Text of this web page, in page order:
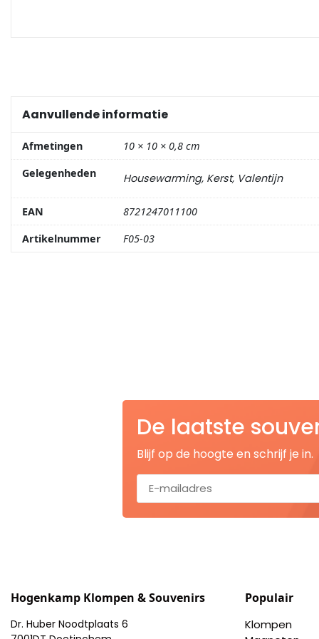
Aanvullende informatie
Afmetingen
10 × 10 × 0,8 cm
Gelegenheden
Housewarming, Kerst, Valentijn
EAN
8721247011100
Artikelnummer
F05-03
Kaasschaaf
Onderzetters
Pizzasnijders
De laatste
Blijf op de hoogte en schrijf je in.
Hogenkamp Klompen & Souvenirs
Dr. Huber Noodtplaats 6
Populair
Klompen